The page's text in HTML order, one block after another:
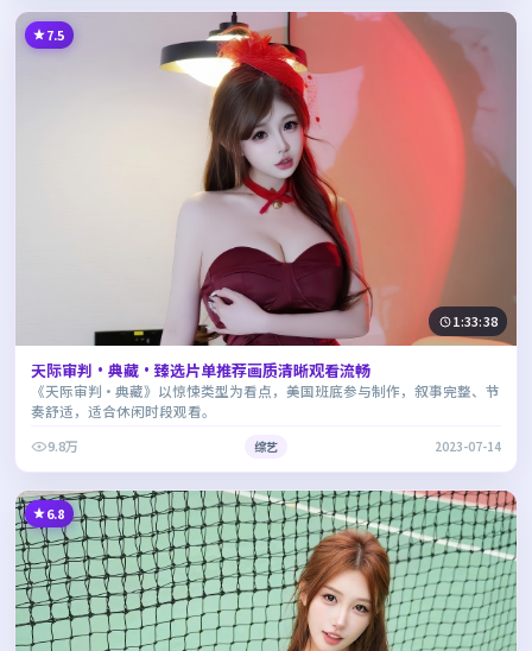
7.5
1:33:38
天际审判·典藏·臻选片单推荐画质清晰观看流畅
《天际审判·典藏》以惊悚类型为看点，美国班底参与制作，叙事完整、节
奏舒适，适合休闲时段观看。
9.8万
综艺 2023-07-14
6.8